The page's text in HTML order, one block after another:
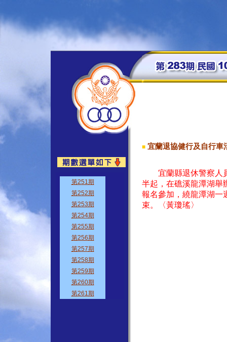
■ 宜蘭退協健行及自行車
宜蘭縣退休警察人
半起，在礁溪龍潭湖舉
報名參加，繞龍潭湖一
束。〈黃瓊瑤〉